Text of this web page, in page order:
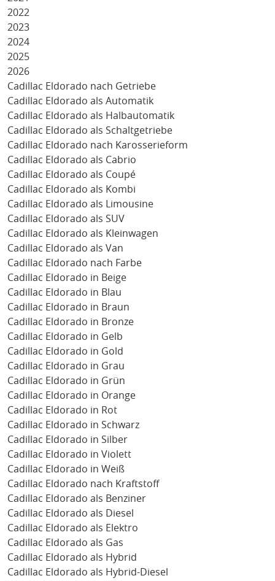
2022
2023
2024
2025
2026
Cadillac Eldorado nach Getriebe
Cadillac Eldorado als Automatik
Cadillac Eldorado als Halbautomatik
Cadillac Eldorado als Schaltgetriebe
Cadillac Eldorado nach Karosserieform
Cadillac Eldorado als Cabrio
Cadillac Eldorado als Coupé
Cadillac Eldorado als Kombi
Cadillac Eldorado als Limousine
Cadillac Eldorado als SUV
Cadillac Eldorado als Kleinwagen
Cadillac Eldorado als Van
Cadillac Eldorado nach Farbe
Cadillac Eldorado in Beige
Cadillac Eldorado in Blau
Cadillac Eldorado in Braun
Cadillac Eldorado in Bronze
Cadillac Eldorado in Gelb
Cadillac Eldorado in Gold
Cadillac Eldorado in Grau
Cadillac Eldorado in Grün
Cadillac Eldorado in Orange
Cadillac Eldorado in Rot
Cadillac Eldorado in Schwarz
Cadillac Eldorado in Silber
Cadillac Eldorado in Violett
Cadillac Eldorado in Weiß
Cadillac Eldorado nach Kraftstoff
Cadillac Eldorado als Benziner
Cadillac Eldorado als Diesel
Cadillac Eldorado als Elektro
Cadillac Eldorado als Gas
Cadillac Eldorado als Hybrid
Cadillac Eldorado als Hybrid-Diesel